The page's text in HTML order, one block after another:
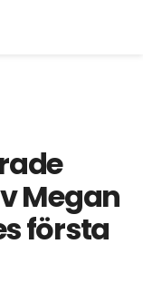
Megan
första